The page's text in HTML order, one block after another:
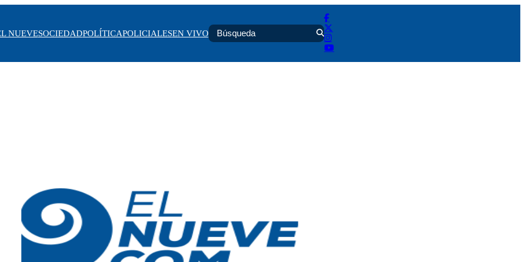
NUEVESOCIEDADPOLÍTICAPOLICIALESEN VIVO